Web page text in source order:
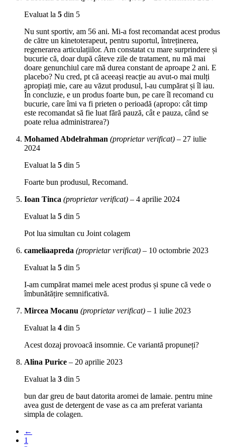
Evaluat la 5 din 5
Nu sunt sportiv, am 56 ani. Mi-a fost recomandat acest produs
de către un kinetoterapeut, pentru suportul, întreținerea,
regenerarea articulațiilor. Am constatat cu mare surprindere și
bucurie că, doar după câteve zile de tratament, nu mă mai
doare genunchiul care mă durea constant de aproape 2 ani. E
placebo? Nu cred, pt că aceeași reacție au avut-o mai mulți
apropiați mie, care au văzut produsul, l-au cumpărat și îl iau.
În concluzie, e un produs foarte bun, pe care îl recomand cu
bucurie, care îmi va fi prieten o perioadă (apropo: cât timp
este recomandat să fie luat fără pauză, cât e pauza, când se
poate relua administrarea?)
Mohamed Abdelrahman (proprietar verificat) – 27 iulie
2024
Evaluat la 5 din 5
Foarte bun produsul, Recomand.
Ioan Tinca (proprietar verificat) – 4 aprilie 2024
Evaluat la 5 din 5
Pot lua simultan cu Joint colagem
cameliaapreda (proprietar verificat) – 10 octombrie 2023
Evaluat la 5 din 5
I-am cumpărat mamei mele acest produs și spune că vede o
îmbunătățire semnificativă.
Mircea Mocanu (proprietar verificat) – 1 iulie 2023
Evaluat la 4 din 5
Acest dozaj provoacă insomnie. Ce variantă propuneți?
Alina Purice – 20 aprilie 2023
Evaluat la 3 din 5
bun dar greu de baut datorita aromei de lamaie. pentru mine
avea gust de detergent de vase as ca am preferat varianta
simpla de colagen.
←
1